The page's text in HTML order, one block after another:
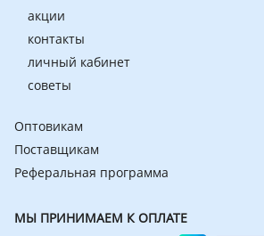
акции
контакты
личный кабинет
советы
Оптовикам
Поставщикам
Реферальная программа
МЫ ПРИНИМАЕМ К ОПЛАТЕ